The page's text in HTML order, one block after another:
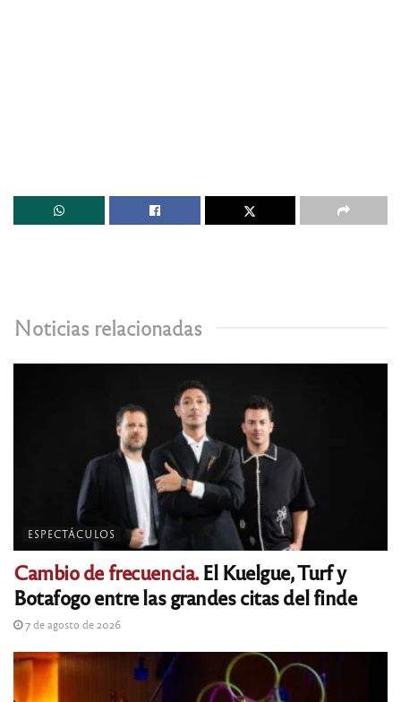
Noticias relacionadas
ESPECTÁCULOS
Cambio de frecuencia.El Kuelgue, Turf y
Botafogo entre las grandes citas del finde
7 de agosto de 2026